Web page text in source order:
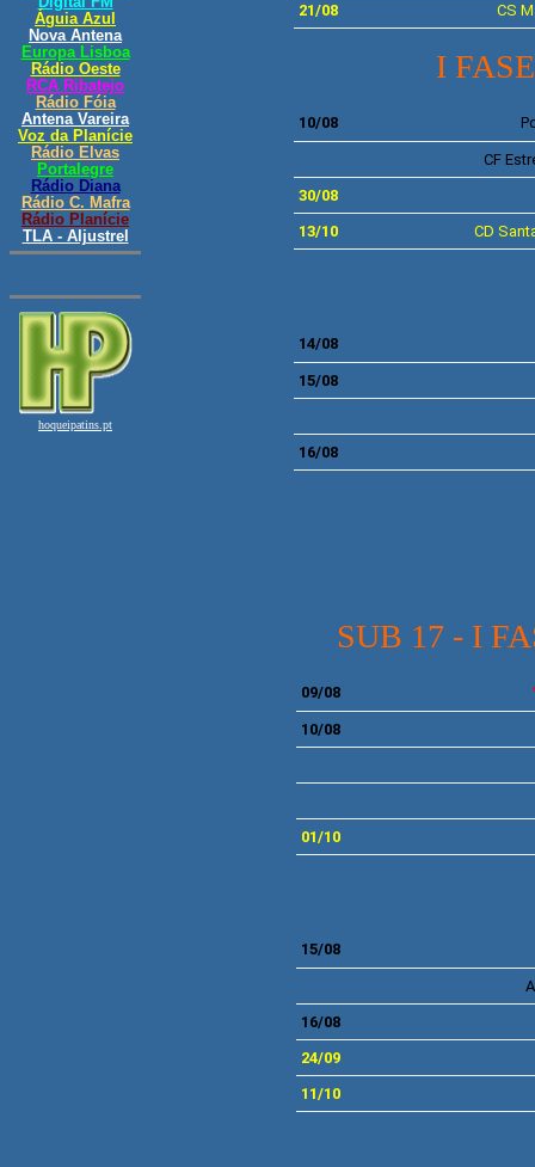
21/08 CS
I
10/08
CF
30/08
13/10
CD
14/08
15/08
16/08
SUB 17 - I
09/08
10/08
01/10
15/08
16/08
24/09
11/10